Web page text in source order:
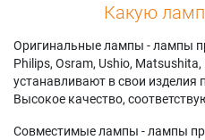
Какую
Оригинальные лампы - лампы
Philips, Osram, Ushio,
устанавливают в свои изделия
Высокое качество,
Совместимые лампы - лампы